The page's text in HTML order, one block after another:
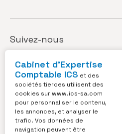
Suivez-nous
JOBS
VIDÉOS
OUTILS
Cabinet d’Expertise
Comptable ICS et des
sociétés tierces utilisent des
cookies surwww.ics-sa.com
pour personnaliser le contenu,
les annonces, et analyser le
trafic. Vos données de
navigation peuvent être